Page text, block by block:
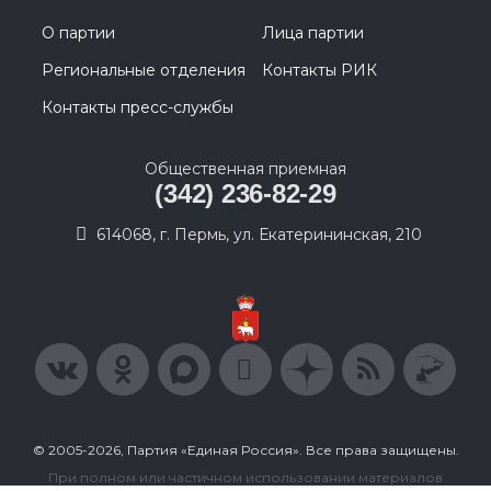
О партии
Лица партии
Региональные отделения
Контакты РИК
Контакты пресс-службы
Общественная приемная
(342) 236-82-29
614068, г. Пермь, ул. Екатерининская, 210
© 2005-2026, Партия «Единая Россия». Все права защищены.
При полном или частичном использовании материалов